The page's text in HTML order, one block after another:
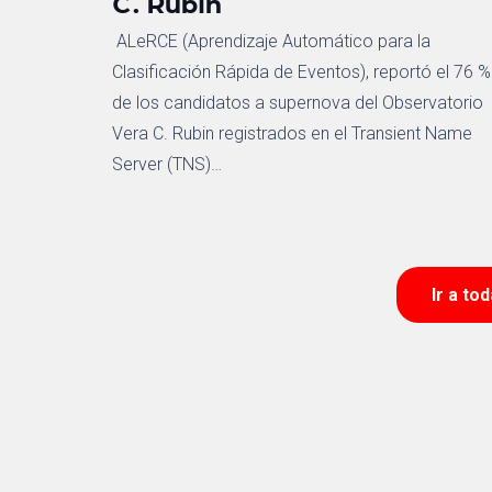
ALeRCE (Aprendizaje Automático para la
Clasificación Rápida de Eventos), reportó el 76 %
de los candidatos a supernova del Observatorio
Vera C. Rubin registrados en el Transient Name
Server (TNS)…
Ir a